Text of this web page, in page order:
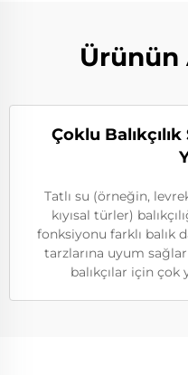
Ürünün
Çoklu
Tatlı su (örneğin,
kıyısal türler)
fonksiyonu farklı balık
tarzlarına uyum
balıkçılar için çok